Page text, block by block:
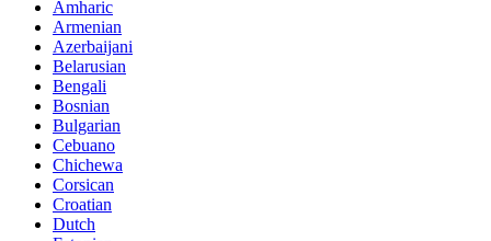
Amharic
Armenian
Azerbaijani
Belarusian
Bengali
Bosnian
Bulgarian
Cebuano
Chichewa
Corsican
Croatian
Dutch